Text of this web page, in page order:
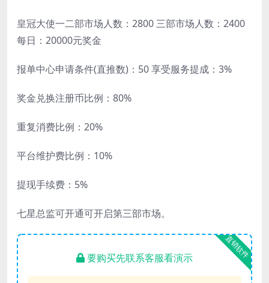
皇冠大使一二部市场人数：2800 三部市场人数：2400
每日：20000元奖金
报单中心申请条件(直推数)：50 享受服务提成：3%
奖金兑换注册币比例：80%
重复消费比例：20%
平台维护费比例：10%
提现手续费：5%
七星总监可开通可开启第三部市场。
直销软件
要购买先联系客服看演示